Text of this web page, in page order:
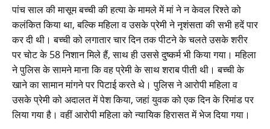
पांच साल की मासूम बच्ची की हत्या के मामले में मां ने न केवल रिश्ते को
कलंकित किया था, बल्कि महिला व उसके प्रेमी ने नृशंसता की सभी हदें पार
कर दी थी। बच्ची को लगातार चार दिन तक पीटने के चलते उसके शरीर
पर चोट के 58 निशान मिले हैं, साथ ही उससे दुष्कर्म भी किया गया। महिला
ने पुलिस के सामने माना कि वह प्रेमी के साथ शराब पीती थी। बच्ची के
खाने का सामान मांगने पर पिटाई करते थे। पुलिस ने आरोपी महिला व
उसके प्रेमी को अदालत में पेश किया, जहां युवक को एक दिन के रिमांड पर
लिया गया है। वहीं आरोपी महिला को न्यायिक हिरासत में भेज दिया गया।